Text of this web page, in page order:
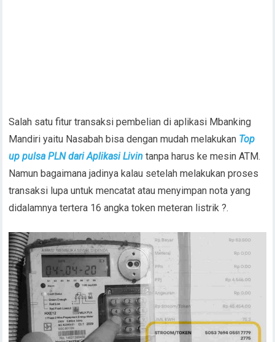
Salah satu fitur transaksi pembelian di aplikasi Mbanking
Mandiri yaitu Nasabah bisa dengan mudah melakukan Top
up pulsa PLN dari Aplikasi Livin tanpa harus ke mesin ATM.
Namun bagaimana jadinya kalau setelah melakukan proses
transaksi lupa untuk mencatat atau menyimpan nota yang
didalamnya tertera 16 angka token meteran listrik ?.